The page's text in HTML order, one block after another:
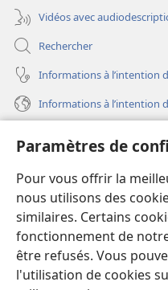
Paramètres de
Pour vous offrir la
nous utilisons des
similaires. Certains
fonctionnement de
être refusés. Vous
l'utilisation de cookies
Vidéos avec
Rechercher
Informations à l’intention
Informations à l’intention
(ouvre
une
nouvelle
fenêtre)
Bibliothèque en ligne
(ouvre
une
nouvelle
fenêtre)
JW Hub®
(ouvre
une